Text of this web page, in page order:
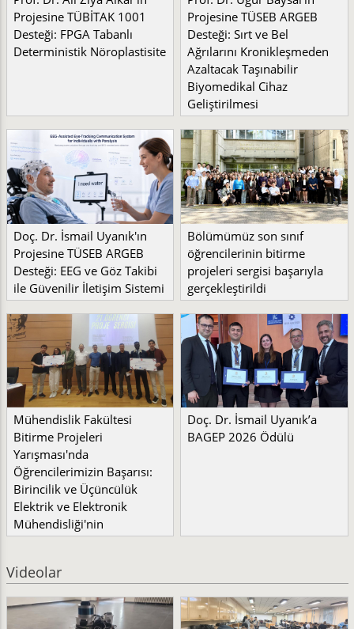
Projesine TÜBİTAK 1001
Desteği: FPGA Tabanlı
Deterministik Nöroplastisite
Projesine TÜSEB ARGEB
Desteği: Sırt ve Bel
Ağrılarını Kronikleşmeden
Azaltacak Taşınabilir
Biyomedikal Cihaz
Geliştirilmesi
Doç. Dr. İsmail Uyanık'ın
Projesine TÜSEB ARGEB
Desteği: EEG ve Göz Takibi
ile Güvenilir İletişim Sistemi
Bölümümüz son sınıf
öğrencilerinin bitirme
projeleri sergisi başarıyla
gerçekleştirildi
Mühendislik Fakültesi
Bitirme Projeleri
Yarışması'nda
Öğrencilerimizin Başarısı:
Birincilik ve Üçüncülük
Elektrik ve Elektronik
Mühendisliği'nin
Doç. Dr. İsmail Uyanık’a
BAGEP 2026 Ödülü
Videolar